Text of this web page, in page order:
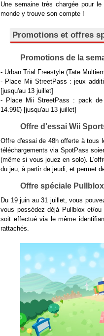
Une semaine très chargée pour
monde y trouve son compte !
Promotions et offres
Promotions de la
- Urban Trial Freestyle (Tate
- Place Mii StreetPass : jeux
[jusqu'au 13 juillet]
- Place Mii StreetPass : pack
14.99€) [jusqu'au 13 juillet]
Offre d'essai Wii
Offre d'essai de 48h offerte à tous
téléchargements via SpotPass
(même si vous jouez en solo).
du jeu, à partir de jeudi, et permet
Offre spéciale
Du 19 juin au 31 juillet, vous
vous possédez déjà Pullblox et/
soit effectué via le même
rattachés.